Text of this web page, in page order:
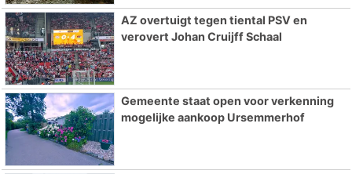
AZ overtuigt tegen tiental PSV en
verovert Johan Cruijff Schaal
Gemeente staat open voor verkenning
mogelijke aankoop Ursemmerhof